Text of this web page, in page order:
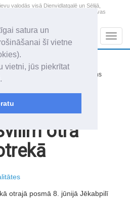
satura un
šī vietne
vietni, jūs piekrītat
valodās visā Dienvidlatgalē un Sēlijā,
Daugavpils valstspilsētu, Augšdaugavas
+12.8
nedaudz mākoņains
otrā
otrajā posmā 8. jūnijā Jēkabpilī